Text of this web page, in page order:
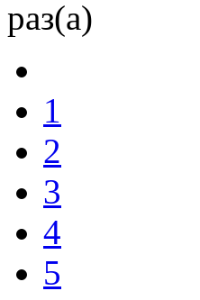
раз(а)
1
2
3
4
5